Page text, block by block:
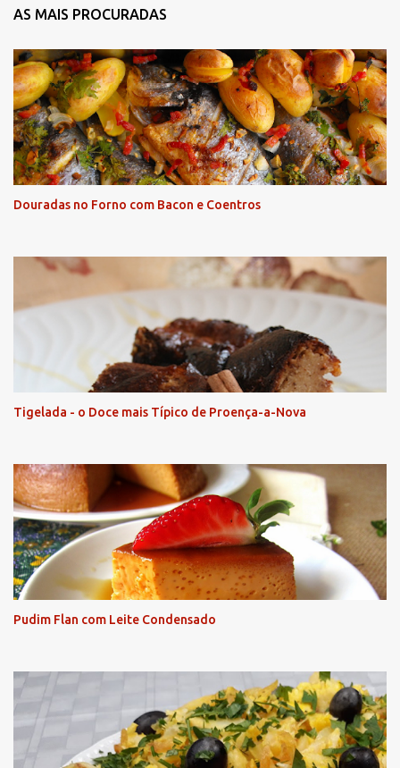
AS MAIS PROCURADAS
Douradas no Forno com Bacon e Coentros
Tigelada - o Doce mais Típico de Proença-a-Nova
Pudim Flan com Leite Condensado